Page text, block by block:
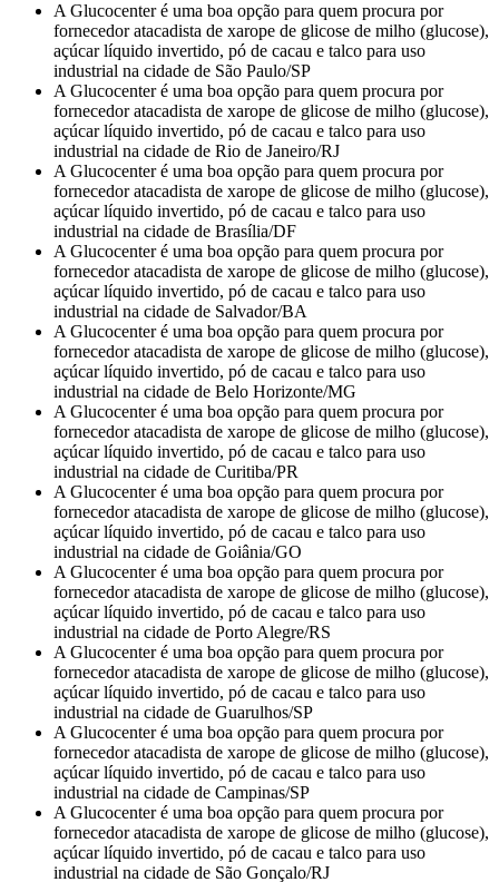
A Glucocenter é uma boa opção para quem procura por
fornecedor atacadista de xarope de glicose de milho (glucose),
açúcar líquido invertido, pó de cacau e talco para uso
industrial na cidade de São Paulo/SP
A Glucocenter é uma boa opção para quem procura por
fornecedor atacadista de xarope de glicose de milho (glucose),
açúcar líquido invertido, pó de cacau e talco para uso
industrial na cidade de Rio de Janeiro/RJ
A Glucocenter é uma boa opção para quem procura por
fornecedor atacadista de xarope de glicose de milho (glucose),
açúcar líquido invertido, pó de cacau e talco para uso
industrial na cidade de Brasília/DF
A Glucocenter é uma boa opção para quem procura por
fornecedor atacadista de xarope de glicose de milho (glucose),
açúcar líquido invertido, pó de cacau e talco para uso
industrial na cidade de Salvador/BA
A Glucocenter é uma boa opção para quem procura por
fornecedor atacadista de xarope de glicose de milho (glucose),
açúcar líquido invertido, pó de cacau e talco para uso
industrial na cidade de Belo Horizonte/MG
A Glucocenter é uma boa opção para quem procura por
fornecedor atacadista de xarope de glicose de milho (glucose),
açúcar líquido invertido, pó de cacau e talco para uso
industrial na cidade de Curitiba/PR
A Glucocenter é uma boa opção para quem procura por
fornecedor atacadista de xarope de glicose de milho (glucose),
açúcar líquido invertido, pó de cacau e talco para uso
industrial na cidade de Goiânia/GO
A Glucocenter é uma boa opção para quem procura por
fornecedor atacadista de xarope de glicose de milho (glucose),
açúcar líquido invertido, pó de cacau e talco para uso
industrial na cidade de Porto Alegre/RS
A Glucocenter é uma boa opção para quem procura por
fornecedor atacadista de xarope de glicose de milho (glucose),
açúcar líquido invertido, pó de cacau e talco para uso
industrial na cidade de Guarulhos/SP
A Glucocenter é uma boa opção para quem procura por
fornecedor atacadista de xarope de glicose de milho (glucose),
açúcar líquido invertido, pó de cacau e talco para uso
industrial na cidade de Campinas/SP
A Glucocenter é uma boa opção para quem procura por
fornecedor atacadista de xarope de glicose de milho (glucose),
açúcar líquido invertido, pó de cacau e talco para uso
industrial na cidade de São Gonçalo/RJ